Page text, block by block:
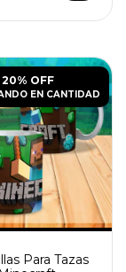
20% OFF
EN CANTIDAD
Para Tazas